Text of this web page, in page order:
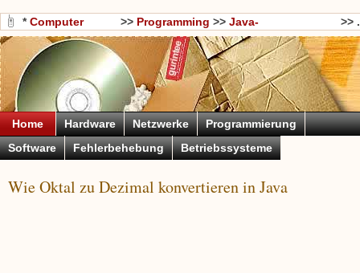
*Computer
Wissen
>> Programming >> Java-
Programmierung
>> .
Home Hardware Netzwerke
Programmierung
Software
Fehlerbehebung Betriebssysteme
Wie Oktal zu Dezimal konvertieren in Java